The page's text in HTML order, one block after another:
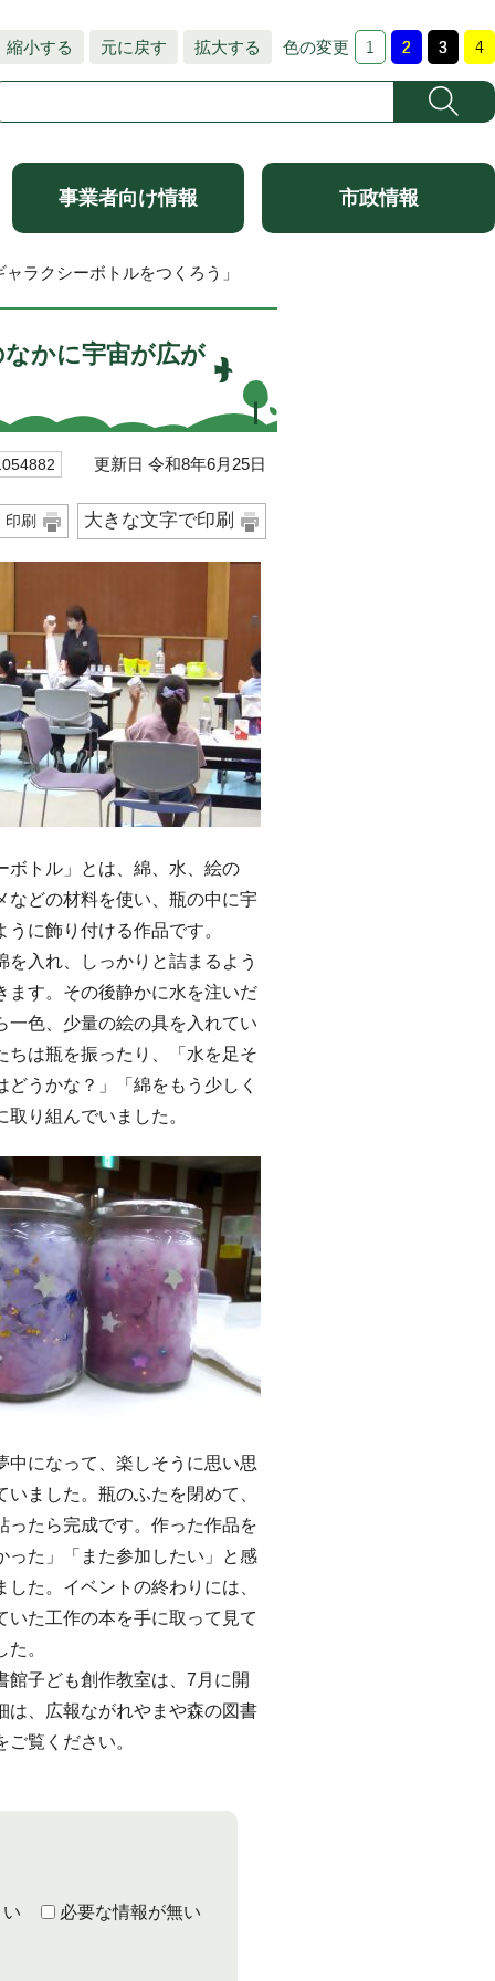
縮小する 元に戻す 拡大する 色の変更
事業者向け情報 市政情報
ラクシーボトルをつくろう」
かに宇宙が広が
更新日 令和8年6月25日
印刷 大きな文字で印刷
トル」とは、綿、水、絵の
などの材料を使い、瓶の中に宇
うに飾り付ける作品です。
入れ、しっかりと詰まるよう
ます。その後静かに水を注いだ
一色、少量の絵の具を入れてい
ちは瓶を振ったり、「水を足そ
どうかな？」「綿をもう少しく
り組んでいました。
になって、楽しそうに思い思
いました。瓶のふたを閉めて、
ったら完成です。作った作品を
った」「また参加したい」と感
した。イベントの終わりには、
いた工作の本を手に取って見て
。
子ども創作教室は、7月に開
は、広報ながれやまや森の図書
覧ください。
必要な情報が無い